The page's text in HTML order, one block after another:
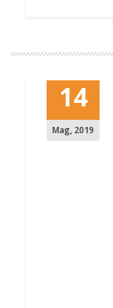
14
Mag, 2019